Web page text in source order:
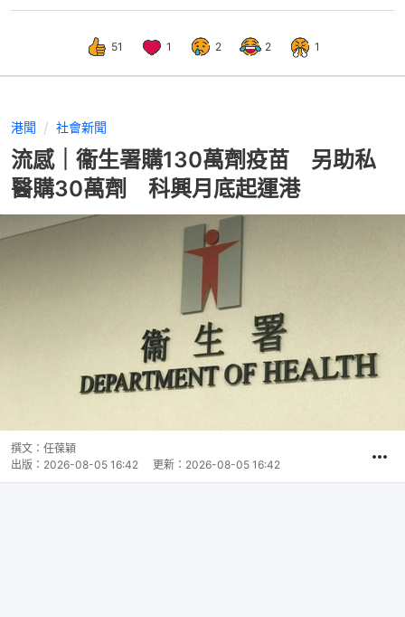
51 1 2 2 1
港聞 社會新聞
流感｜衞生署購130萬劑疫苗 另助私
醫購30萬劑 科興月底起運港
撰文： 任葆穎
出版： 2026-08-05 16:42 更新： 2026-08-05 16:42